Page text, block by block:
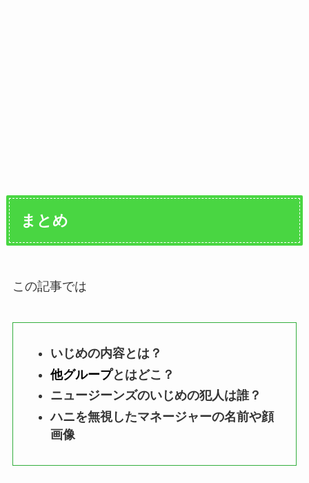
まとめ
この記事では
いじめの内容とは？
他グループとはどこ？
ニュージーンズのいじめの犯人は誰？
ハニを無視したマネージャーの名前や顔
画像